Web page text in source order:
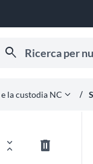
Ricerca per
search
la custodia NC expand_more horizontal_rule
unfold_less delete_outline